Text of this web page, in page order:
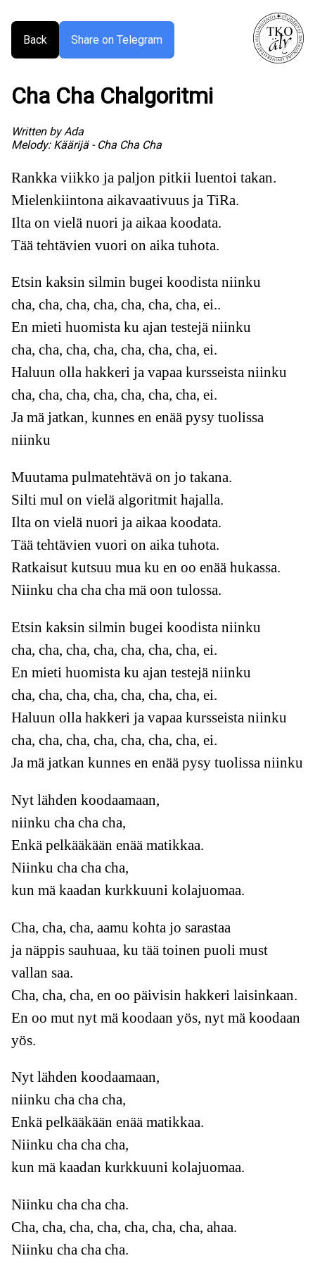
Back Share on Telegram
Cha Cha Chalgoritmi
Written byAda
Melody: Käärijä - Cha Cha Cha
Rankka viikko ja paljon pitkii luentoi takan.
Mielenkiintona aikavaativuus ja TiRa.
Ilta on vielä nuori ja aikaa koodata.
Tää tehtävien vuori on aika tuhota.
Etsin kaksin silmin bugei koodista niinku
cha, cha, cha, cha, cha, cha, cha, ei..
En mieti huomista ku ajan testejä niinku
cha, cha, cha, cha, cha, cha, cha, ei.
Haluun olla hakkeri ja vapaa kursseista niinku
cha, cha, cha, cha, cha, cha, cha, ei.
Ja mä jatkan, kunnes en enää pysy tuolissa
niinku
Muutama pulmatehtävä on jo takana.
Silti mul on vielä algoritmit hajalla.
Ilta on vielä nuori ja aikaa koodata.
Tää tehtävien vuori on aika tuhota.
Ratkaisut kutsuu mua ku en oo enää hukassa.
Niinku cha cha cha mä oon tulossa.
Etsin kaksin silmin bugei koodista niinku
cha, cha, cha, cha, cha, cha, cha, ei.
En mieti huomista ku ajan testejä niinku
cha, cha, cha, cha, cha, cha, cha, ei.
Haluun olla hakkeri ja vapaa kursseista niinku
cha, cha, cha, cha, cha, cha, cha, ei.
Ja mä jatkan kunnes en enää pysy tuolissa niinku
Nyt lähden koodaamaan,
niinku cha cha cha,
Enkä pelkääkään enää matikkaa.
Niinku cha cha cha,
kun mä kaadan kurkkuuni kolajuomaa.
Cha, cha, cha, aamu kohta jo sarastaa
ja näppis sauhuaa, ku tää toinen puoli must
vallan saa.
Cha, cha, cha, en oo päivisin hakkeri laisinkaan.
En oo mut nyt mä koodaan yös, nyt mä koodaan
yös.
Nyt lähden koodaamaan,
niinku cha cha cha,
Enkä pelkääkään enää matikkaa.
Niinku cha cha cha,
kun mä kaadan kurkkuuni kolajuomaa.
Niinku cha cha cha.
Cha, cha, cha, cha, cha, cha, cha, ahaa.
Niinku cha cha cha.